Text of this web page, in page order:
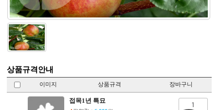
상품규격안내
이미지 상품규격 장바구니
접목1년 특묘